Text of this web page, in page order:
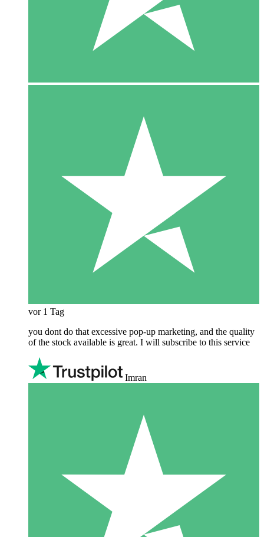
vor 1 Tag
you dont do that excessive pop-up marketing, and the quality
of the stock available is great. I will subscribe to this service
Imran